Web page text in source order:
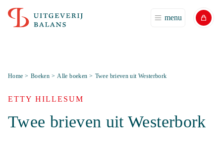
menu
Home > Boeken > Alle boeken > Twee brieven uit Westerbork
ETTY HILLESUM
Twee brieven uit Westerbork